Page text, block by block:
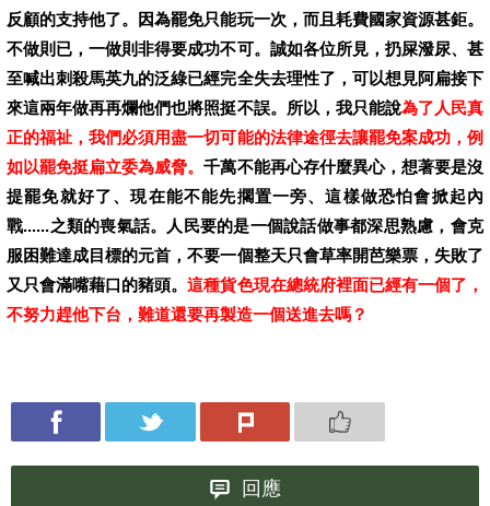
反顧的支持他了。因為罷免只能玩一次，而且耗費國家資源甚鉅。
不做則已，一做則非得要成功不可。誠如各位所見，扔屎潑尿、甚
至喊出刺殺馬英九的泛綠已經完全失去理性了，可以想見阿扁接下
來這兩年做再再爛他們也將照挺不誤。所以，我只能說為了人民真
正的福祉，我們必須用盡一切可能的法律途徑去讓罷免案成功，例
如以罷免挺扁立委為威脅。千萬不能再心存什麼異心，想著要是沒
提罷免就好了、現在能不能先擱置一旁、這樣做恐怕會掀起內
戰......之類的喪氣話。人民要的是一個說話做事都深思熟慮，會克
服困難達成目標的元首，不要一個整天只會草率開芭樂票，失敗了
又只會滿嘴藉口的豬頭。這種貨色現在總統府裡面已經有一個了，
不努力趕他下台，難道還要再製造一個送進去嗎？
回應